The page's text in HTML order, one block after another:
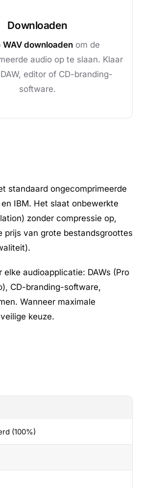
Downloaden
WAV downloaden om de
audio op te slaan. Klaar
editor of CD-branding-
software.
standaard ongecomprimeerde
IBM. Het slaat onbewerkte
zonder compressie op,
van grote bestandsgroottes
audioapplicatie: DAWs (Pro
CD-branding-software,
Wanneer maximale
keuze.
(100%)